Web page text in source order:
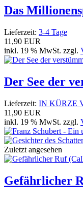
Das
Lieferzeit: 3-4 Tage
11,90 EUR
inkl. 19 % MwSt. zzgl.
Der See der
Lieferzeit: IN KÜRZE
11,90 EUR
inkl. 19 % MwSt. zzgl.
Zuletzt angesehen
Gefährlicher